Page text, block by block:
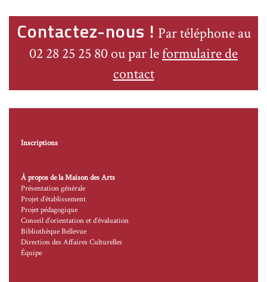
Contactez-nous ! Par téléphone au
02 28 25 25 80 ou par leformulaire de
contact
Inscriptions
À propos de la Maison des Arts
Présentation générale
Projet d’établissement
Projet pédagogique
Conseil d’orientation et d’évaluation
Bibliothèque Bellevue
Direction des Affaires Culturelles
Équipe